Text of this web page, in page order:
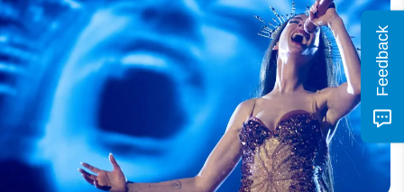
Feedback